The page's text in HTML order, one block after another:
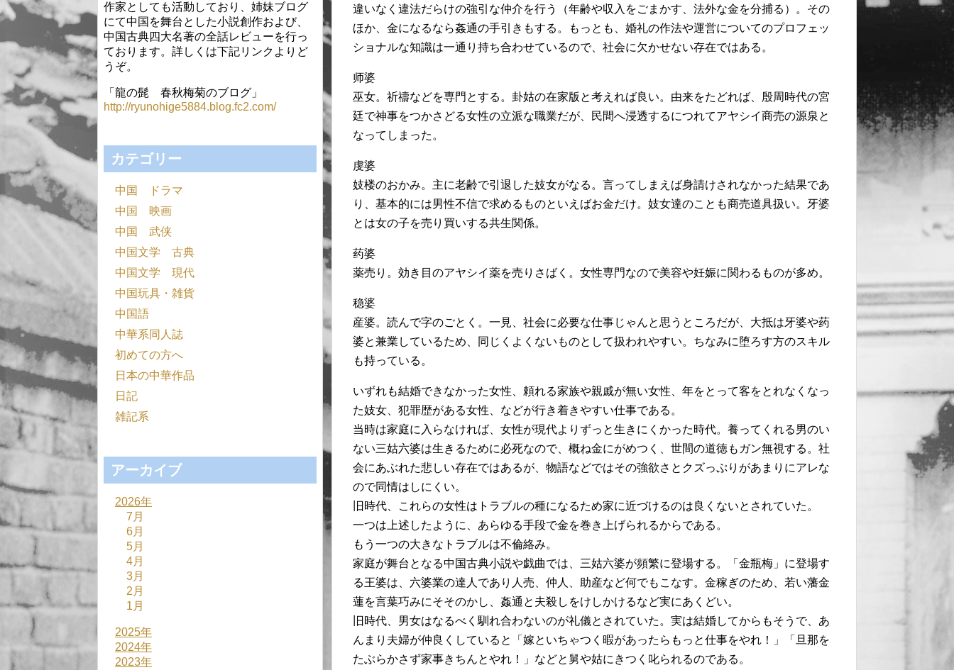
違いなく違法だらけの強引な仲介を行う（年齢や収入をごまかす、法外な金を分捕る）。その
ほか、金になるなら姦通の手引きもする。もっとも、婚礼の作法や運営についてのプロフェッ
ショナルな知識は一通り持ち合わせているので、社会に欠かせない存在ではある。
师婆
巫女。祈禱などを専門とする。卦姑の在家版と考えれば良い。由来をたどれば、殷周時代の宮
廷で神事をつかさどる女性の立派な職業だが、民間へ浸透するにつれてアヤシイ商売の源泉と
なってしまった。
虔婆
妓楼のおかみ。主に老齢で引退した妓女がなる。言ってしまえば身請けされなかった結果であ
り、基本的には男性不信で求めるものといえばお金だけ。妓女達のことも商売道具扱い。牙婆
とは女の子を売り買いする共生関係。
药婆
薬売り。効き目のアヤシイ薬を売りさばく。女性専門なので美容や妊娠に関わるものが多め。
稳婆
産婆。読んで字のごとく。一見、社会に必要な仕事じゃんと思うところだが、大抵は牙婆や药
婆と兼業しているため、同じくよくないものとして扱われやすい。ちなみに堕ろす方のスキル
も持っている。
いずれも結婚できなかった女性、頼れる家族や親戚が無い女性、年をとって客をとれなくなっ
た妓女、犯罪歴がある女性、などが行き着きやすい仕事である。
当時は家庭に入らなければ、女性が現代よりずっと生きにくかった時代。養ってくれる男のい
ない三姑六婆は生きるために必死なので、概ね金にがめつく、世間の道徳もガン無視する。社
会にあぶれた悲しい存在ではあるが、物語などではその強欲さとクズっぷりがあまりにアレな
ので同情はしにくい。
旧時代、これらの女性はトラブルの種になるため家に近づけるのは良くないとされていた。
一つは上述したように、あらゆる手段で金を巻き上げられるからである。
もう一つの大きなトラブルは不倫絡み。
家庭が舞台となる中国古典小説や戯曲では、三姑六婆が頻繁に登場する。「金瓶梅」に登場す
る王婆は、六婆業の達人であり人売、仲人、助産など何でもこなす。金稼ぎのため、若い藩金
蓮を言葉巧みにそそのかし、姦通と夫殺しをけしかけるなど実にあくどい。
旧時代、男女はなるべく馴れ合わないのが礼儀とされていた。実は結婚してからもそうで、あ
んまり夫婦が仲良くしていると「嫁といちゃつく暇があったらもっと仕事をやれ！」「旦那を
たぶらかさず家事きちんとやれ！」などと舅や姑にきつく叱られるのである。
作家としても活動しており、姉妹ブログ
にて中国を舞台とした小説創作および、
中国古典四大名著の全話レビューを行っ
ております。詳しくは下記リンクよりど
うぞ。
「龍の髭 春秋梅菊のブログ」
http://ryunohige5884.blog.fc2.com/
カテゴリー
中国 ドラマ
中国 映画
中国 武侠
中国文学 古典
中国文学 現代
中国玩具・雑貨
中国語
中華系同人誌
初めての方へ
日本の中華作品
日記
雑記系
アーカイブ
2026年
7月
6月
5月
4月
3月
2月
1月
2025年
2024年
2023年